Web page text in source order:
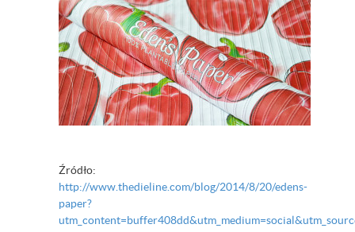
Źródło:
http://www.thedieline.com/blog/2014/8/20/edens-
paper?